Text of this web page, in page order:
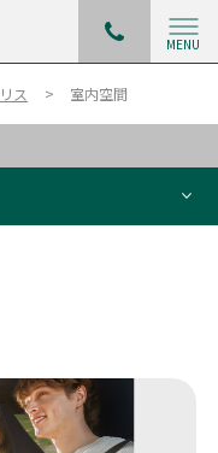
MENU
ス 室内空間